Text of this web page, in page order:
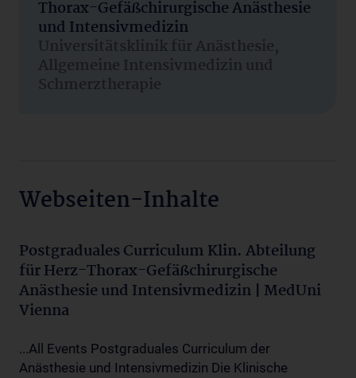
Thorax-Gefäßchirurgische Anästhesie
und Intensivmedizin
Universitätsklinik für Anästhesie,
Allgemeine Intensivmedizin und
Schmerztherapie
Webseiten-Inhalte
Postgraduales Curriculum Klin. Abteilung
für Herz-Thorax-Gefäßchirurgische
Anästhesie und Intensivmedizin | MedUni
Vienna
...All Events Postgraduales Curriculum der
Anästhesie und Intensivmedizin Die Klinische